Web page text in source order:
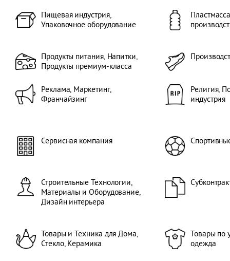
Пищевая индустрия,
Упаковочное оборудование
Продукты питания, Напитки,
Продукты премиум-класса
Реклама, Маркетинг,
Франчайзинг
Религия,
индустрия
Сервисная компания
Строительные Технологии,
Материалы и Оборудование,
Дизайн интерьера
Товары и Техника для Дома,
Стекло, Керамика
Товары по
одежда